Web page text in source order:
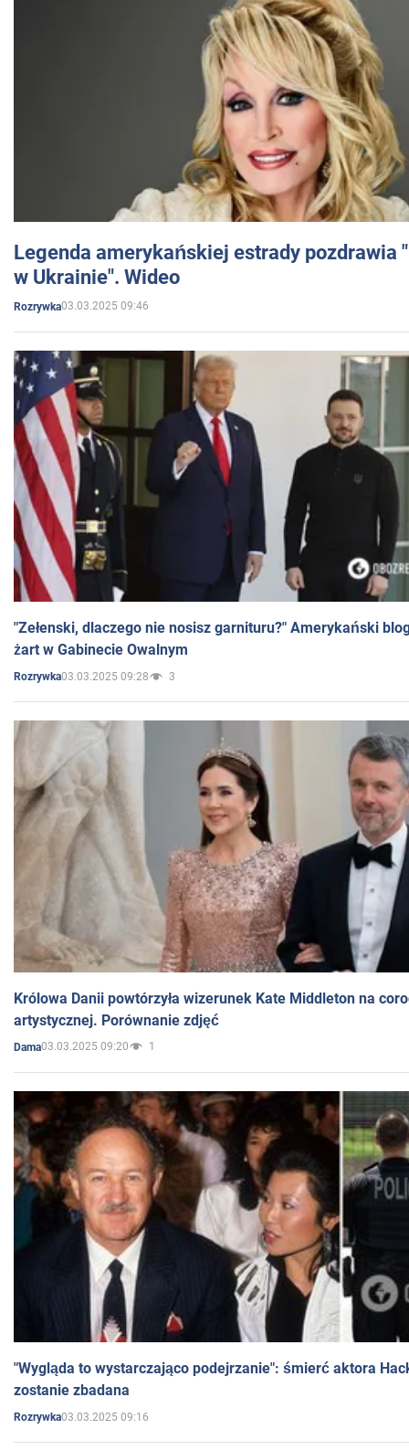
Legenda amerykańskiej estrady pozdrawia
w Ukrainie". Wideo
Rozrywka03.03.2025 09:46
"Zełenski, dlaczego nie nosisz garnituru?" Amerykański
żart w Gabinecie Owalnym
Rozrywka03.03.2025 09:28 3
Królowa Danii powtórzyła wizerunek Kate Middleton na
artystycznej. Porównanie zdjęć
Dama03.03.2025 09:20 1
"Wygląda to wystarczająco podejrzanie": śmierć aktora
zostanie zbadana
Rozrywka03.03.2025 09:16